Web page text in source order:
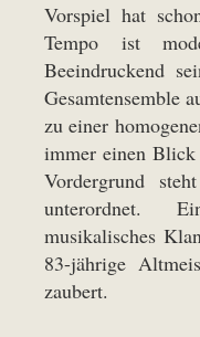
Vorspiel hat
Tempo ist
Beeindruckend
Gesamtensemble
zu einer
immer einen
Vordergrund
unterordnet.
musikalisches
83-jährige
zaubert.